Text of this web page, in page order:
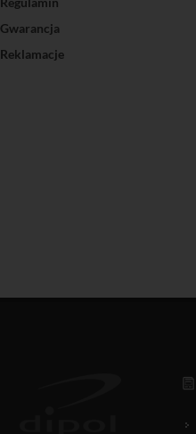
Gwarancja
Reklamacje